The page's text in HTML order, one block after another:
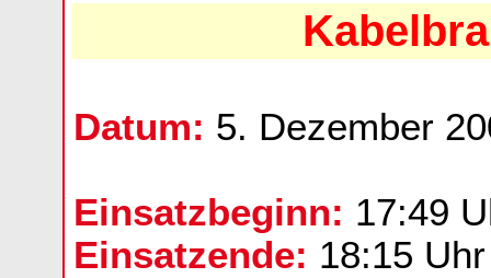
Datum: 5. Dezember
Einsatzbeginn: 17:49
Einsatzende: 18:15 Uhr